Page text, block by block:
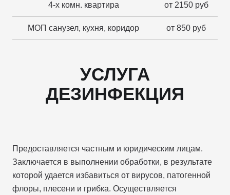
4-х комн. квартира от 2150 руб
МОП санузел, кухня, коридор от 850 руб
УСЛУГА
ДЕЗИНФЕКЦИЯ
Предоставляется частным и юридическим лицам.
Заключается в выполнении обработки, в результате
которой удается избавиться от вирусов, патогенной
флоры, плесени и грибка. Осуществляется